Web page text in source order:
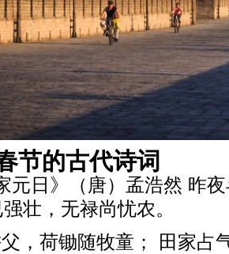
节的古代诗词
元日》（唐）孟浩然 昨
壮，无禄尚忧农。
，荷锄随牧童； 田家占